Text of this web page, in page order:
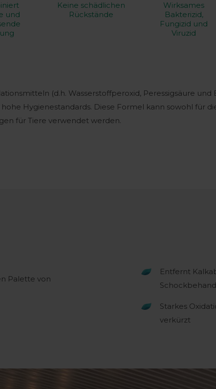
und
Keine schädlichen
Rückstände
Wirksames
Bakterizid,
Fungizid und
Viruzid
(d.h. Wasserstoffperoxid, Peressigsäure und
Hygienestandards. Diese Formel kann sowohl für
für Tiere verwendet werden.
Palette von
Entfernt
Starkes
verkürzt